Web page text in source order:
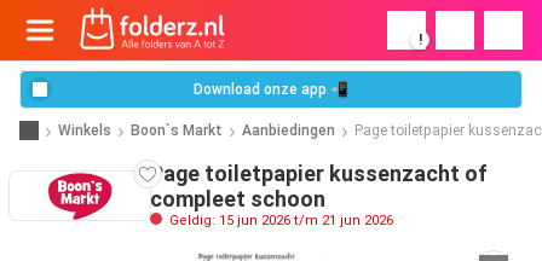
!
Download onze app 📲
Winkels Boon`s Markt Aanbiedingen Page toiletpapier
Page toiletpapier kussenzacht of
compleet schoon
Geldig: 15 jun 2026 t/m 21 jun 2026